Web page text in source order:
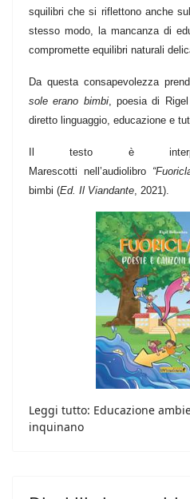
squilibri che si riflettono anche
stesso modo, la mancanza di
compromette equilibri naturali
Da questa consapevolezza
sole erano bimbi, poesia di
diretto linguaggio, educazione e
Il testo è
Marescotti nell’audiolibro
bimbi (Ed. Il Viandante , 2021).
Leggi tutto: Educazione
inquinano